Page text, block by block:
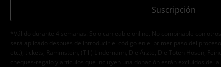
Suscripción
*Válido durante 4 semanas. Solo canjeable online. No combinable con
será aplicado después de introducir el código en el primer paso del
etc.), tickets, Rammstein, (Till) Lindemann, Die Ärzte, Die Toten Hosen,
cheques-regalo y artículos que incluyen una donación están excluidos de la